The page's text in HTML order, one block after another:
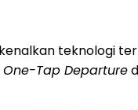
teknologi
One-Tap Departure